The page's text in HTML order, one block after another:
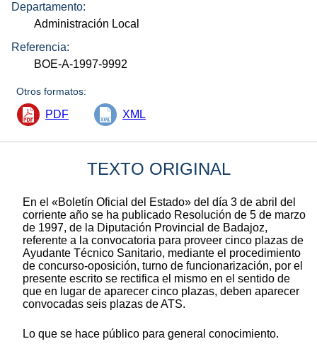
Departamento:
Administración Local
Referencia:
BOE-A-1997-9992
Otros formatos:
PDF XML
TEXTO ORIGINAL
En el «Boletín Oficial del Estado» del día 3 de abril del
corriente año se ha publicado Resolución de 5 de marzo
de 1997, de la Diputación Provincial de Badajoz,
referente a la convocatoria para proveer cinco plazas de
Ayudante Técnico Sanitario, mediante el procedimiento
de concurso-oposición, turno de funcionarización, por el
presente escrito se rectifica el mismo en el sentido de
que en lugar de aparecer cinco plazas, deben aparecer
convocadas seis plazas de ATS.
Lo que se hace público para general conocimiento.